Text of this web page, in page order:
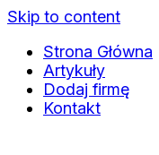
Skip to content
Strona Główna
Artykuły
Dodaj firmę
Kontakt